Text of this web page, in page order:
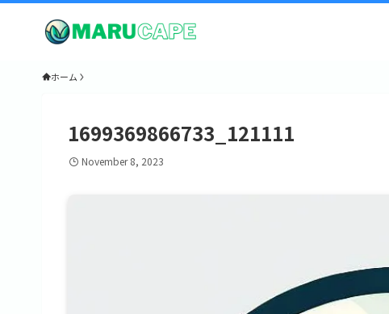
ホーム
1699369866733_121111
November 8, 2023